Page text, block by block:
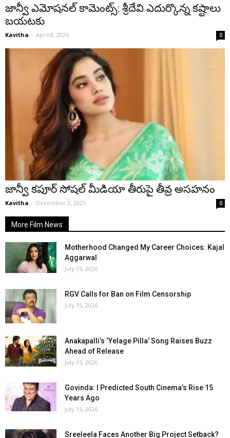
జాన్వీ ఎమోషనల్ కామెంట్స్: శ్రీదేవి ఎదుర్కొన్న కష్టాలు
బయటకు
Kavitha - April 8, 2026 0
జాన్వీ కపూర్ సోషల్ మీడియా తీరుపై తీవ్ర అసహనం
Kavitha - December 2, 2025 0
More Film News
Motherhood Changed My Career Choices: Kajal
Aggarwal
July 15, 2026
RGV Calls for Ban on Film Censorship
July 15, 2026
Anakapalli’s ‘Yelage Pilla’ Song Raises Buzz
Ahead of Release
July 15, 2026
Govinda: I Predicted South Cinema’s Rise 15
Years Ago
July 15, 2026
Sreeleela Faces Another Big Project Setback?